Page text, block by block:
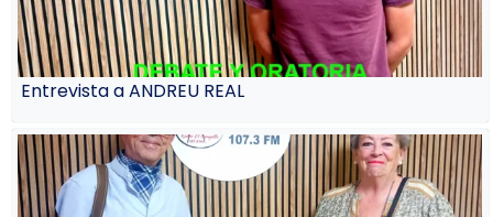
Entrevista a ANDREU REAL